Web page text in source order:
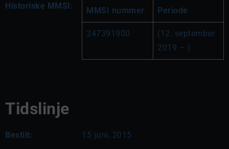
Historiske MMSI: MMSI nummer Periode
247391900
(12. september
2019 – )
Tidslinje
Bestilt: 15 juni, 2015